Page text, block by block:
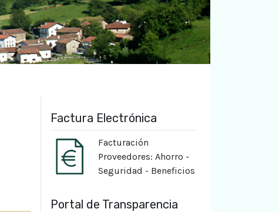
Factura Electrónica
Facturación
Proveedores: Ahorro -
Seguridad - Beneficios
Portal de Transparencia